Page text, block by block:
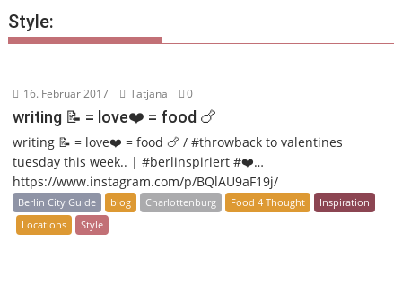
Style:
16. Februar 2017 Tatjana 0
writing 📝 = love❤️ = food 🍗
writing 📝 = love❤️ = food 🍗 / #throwback to valentines
tuesday this week.. | #berlinspiriert #❤️…
https://www.instagram.com/p/BQlAU9aF19j/
Berlin City Guide blog Charlottenburg Food 4 Thought
Inspiration
Locations
Style